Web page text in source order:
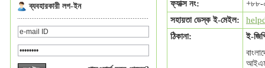
ব্যবহারকারী লগ-ইন
ফ্যাক্স নং:
+৮৮-
সহায়তা ডেস্ক ই-মেইল:
ঠিকানা:
ই-